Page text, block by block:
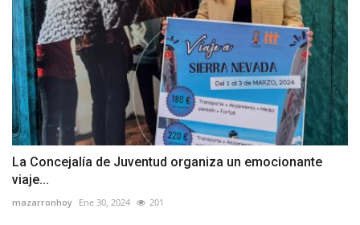
La Concejalía de Juventud organiza un emocionante
viaje...
mazarronhoy Ene 30, 2024 201